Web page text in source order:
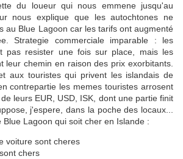
du loueur qui nous emmene jusqu'au
nous explique que les autochtones ne
au Blue Lagoon car les tarifs ont augmenté
Strategie commerciale imparable : les
pas resister une fois sur place, mais les
leur chemin en raison des prix exorbitants.
aux touristes qui privent les islandais de
contrepartie les memes touristes arrosent
leurs EUR, USD, ISK, dont une partie finit
j'espere, dans la poche des locaux...
Lagoon qui soit cher en Islande :
voiture sont cheres
chers